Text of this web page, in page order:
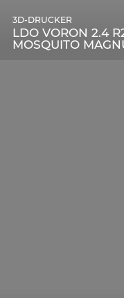
LDO VORON 2.4
MOSQUITO
3D-DRUCKER